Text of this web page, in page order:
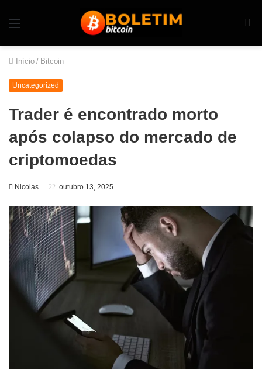
Início / Bitcoin
Uncategorized
Trader é encontrado morto
após colapso do mercado de
criptomoedas
Nicolas outubro 13, 2025